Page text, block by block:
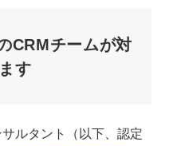
CRMチームが対
す
ルタント（以下、認定